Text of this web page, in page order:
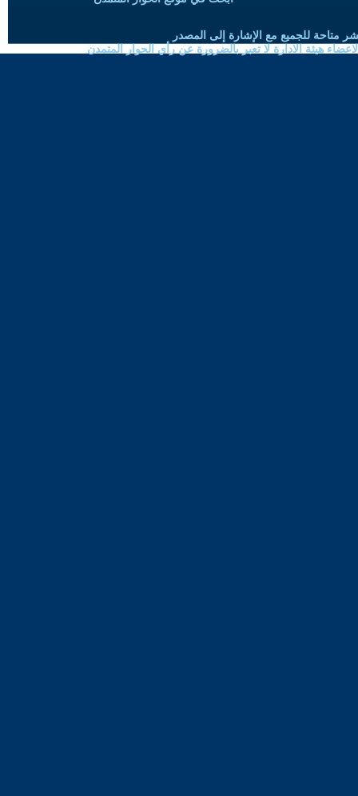
متاحة للجميع مع الإشارة إلى المصدر
هيئة الادارة لا تعبر بالضرورة عن رأي الحوار المتمدن